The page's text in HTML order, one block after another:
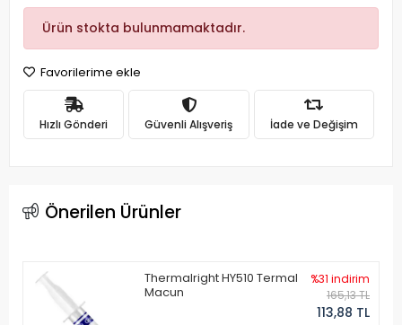
Ürün stokta bulunmamaktadır.
Favorilerime ekle
Hızlı Gönderi Güvenli Alışveriş İade ve Değişim
Önerilen Ürünler
Thermalright HY510 Termal
Macun
%31 indirim
165,13 TL
113,88 TL